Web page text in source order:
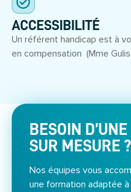
ACCESSIBILITÉ
Un référent handicap est à
en compensation (Mme
BESOIN
SUR MESURE ?
Nos équipes vous
une formation adaptée